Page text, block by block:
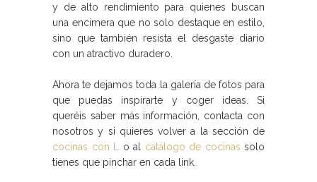
y de alto rendimiento para quienes buscan
una encimera que no solo destaque en estilo,
sino que también resista el desgaste diario
con un atractivo duradero.
Ahora te dejamos toda la galería de fotos para
que puedas inspirarte y coger ideas. Si
queréis saber más información, contacta con
nosotros y si quieres volver a la sección de
cocinas con L
o al catálogo de cocinas solo
tienes que pinchar en cada link.